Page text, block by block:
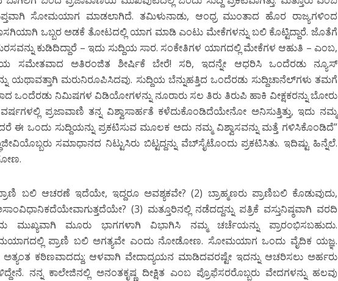
ಸೋಮಯಾಗ ಮಾಡಲಾಗಿದೆ. ತಮಿಳುನಾಡು, ಆಂಧ್ರ ಮುಂತಾದ ಹೊರ ರಾಜ್ಯಗಳಿಂದ
ಒಬ್ಬರ ಅಡಕೆ ತೋಟದಲ್ಲಿ ಯಾಗ ಮಾಡಿ ಎಂಟು ಮೇಕೆಗಳನ್ನು ಬಲಿ ಕೊಟ್ಟಿದ್ದಾರೆ. ಜೊತೆಗೆ
ಕುಡಿದಿದ್ದಾರೆ – ಇದು ಸುದ್ದಿಯ ಸಾರ. ಸಂಕೇತಿಗಳ ಯಾಗದಲ್ಲಿ ಮೇಕೆಗಳ ಆಹುತಿ – ಎಂಬ,
ಸಮೇತವಾದ ಅತಿರಂಜಿತ ಶೀರ್ಷಿಕೆ ಬೇರೆ! ಸರಿ, ಇದನ್ನೇ ಆಧರಿಸಿ ಒಂದೆರಡು ನ್ಯೂಸ್
ಯಥಾವತ್ತಾಗಿ ಮರುನಿರೂಪಿಸಿದವು. ಸುದ್ದಿಯ ಬೆನ್ನುಹತ್ತಿದ ಒಂದೆರಡು ಸುದ್ದಿಚಾನೆಲ್‍ಗಳು ತಮಗೆ
ಒಂದೆರಡು ನಿಮಿಷಗಳ ವಿಡಿಯೋಗಳನ್ನು ನೂರಾರು ಸಲ ತಿರು ತಿರುಪಿ ಹಾಕಿ ವೀಕ್ಷಕರನ್ನು ಬೋರು
ಪ್ರಜಾವಾಣಿ ತನ್ನ ವಿಶ್ವಾಸಾರ್ಹತೆ ಕಳೆದುಕೊಂಡಿದೆಯೇನೋ ಅನಿಸುತ್ತಿತ್ತು, ಇದು ನಮ್ಮ
ಈ ಒಂದು ಸುದ್ದಿಯನ್ನು ಪ್ರಕಟಿಸುವ ಮೂಲಕ ಅದು ನಮ್ಮ ವಿಶ್ವಾಸವನ್ನು ಮತ್ತೆ ಗಳಿಸಿಕೊಂಡಿದೆ”
ಸಮಾಧಾನದ ನಿಟ್ಟುಸಿರು ಬಿಟ್ಟದ್ದನ್ನು ವೆಬ್‍ಸೈಟೊಂದು ಪ್ರಕಟಿಸಿತು. ಇದಿಷ್ಟು ಹಿನ್ನೆಲೆ.
ಬಲಿ ಆಚರಣೆ ಇದೆಯೇ, ಇದ್ದರೂ ಅವಶ್ಯಕವೇ? (2) ಬ್ರಾಹ್ಮಣರು ಪ್ರಾಣಿಬಲಿ ಕೊಡುವುದು,
(3) ಮತ್ತೂರಿನಲ್ಲಿ ನಡೆದದ್ದನ್ನು ಪತ್ರಿಕೆ ವಸ್ತುನಿಷ್ಠವಾಗಿ ವರದಿ
ಮೂರು ಭಾಗಗಳಾಗಿ ವಿಭಾಗಿಸಿ ನಮ್ಮ ಚರ್ಚೆಯನ್ನು ಪ್ರಾರಂಭಿಸಬಹುದು.
ಪ್ರಾಣಿ ಬಲಿ ಅಗತ್ಯವೇ ಎಂದು ನೋಡೋಣ. ಸೋಮಯಾಗ ಒಂದು ವೈದಿಕ ಯಜ್ಞ.
ಕಠಿಣವಾದದ್ದು; ಆಳವಾಗಿ ವೇದಾದ್ಯಯನ ಮಾಡಿದವರಷ್ಟೇ ಇದನ್ನು ಆಚರಿಸಲು ಅರ್ಹರು
ನನ್ನ ಕಾಲೇಜಿನಲ್ಲಿ ಅನಂತಕೃಷ್ಣ ದೀಕ್ಷಿತ ಎಂಬ ಪ್ರೊಫೆಸರರೊಬ್ಬರು ವೇದಗಳನ್ನು ಹಲವು